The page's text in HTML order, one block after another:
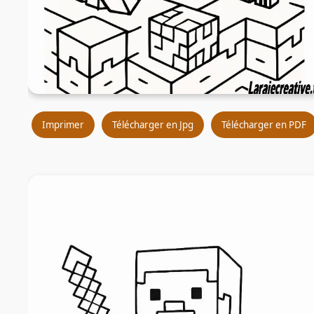
Imprimer Télécharger en Jpg Télécharger en PDF